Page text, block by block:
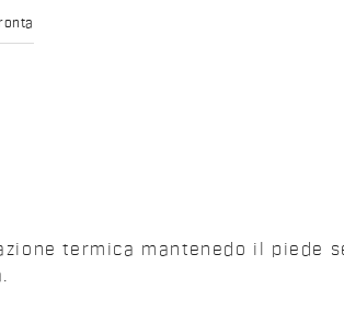
termica mantenedo il piede